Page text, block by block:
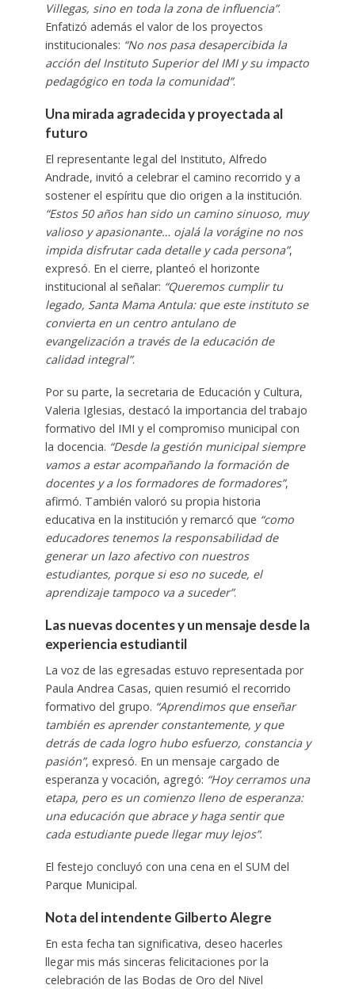
Villegas, sino en toda la zona de influencia”.
Enfatizó además el valor de los proyectos
institucionales: “No nos pasa desapercibida la
acción del Instituto Superior del IMI y su impacto
pedagógico en toda la comunidad”.
Una mirada agradecida y proyectada al
futuro
El representante legal del Instituto, Alfredo
Andrade, invitó a celebrar el camino recorrido y a
sostener el espíritu que dio origen a la institución.
“Estos 50 años han sido un camino sinuoso, muy
valioso y apasionante… ojalá la vorágine no nos
impida disfrutar cada detalle y cada persona”,
expresó. En el cierre, planteó el horizonte
institucional al señalar: “Queremos cumplir tu
legado, Santa Mama Antula: que este instituto se
convierta en un centro antulano de
evangelización a través de la educación de
calidad integral”.
Por su parte, la secretaria de Educación y Cultura,
Valeria Iglesias, destacó la importancia del trabajo
formativo del IMI y el compromiso municipal con
la docencia. “Desde la gestión municipal siempre
vamos a estar acompañando la formación de
docentes y a los formadores de formadores”,
afirmó. También valoró su propia historia
educativa en la institución y remarcó que “como
educadores tenemos la responsabilidad de
generar un lazo afectivo con nuestros
estudiantes, porque si eso no sucede, el
aprendizaje tampoco va a suceder”.
Las nuevas docentes y un mensaje desde la
experiencia estudiantil
La voz de las egresadas estuvo representada por
Paula Andrea Casas, quien resumió el recorrido
formativo del grupo. “Aprendimos que enseñar
también es aprender constantemente, y que
detrás de cada logro hubo esfuerzo, constancia y
pasión”, expresó. En un mensaje cargado de
esperanza y vocación, agregó: “Hoy cerramos una
etapa, pero es un comienzo lleno de esperanza:
una educación que abrace y haga sentir que
cada estudiante puede llegar muy lejos”.
El festejo concluyó con una cena en el SUM del
Parque Municipal.
Nota del intendente Gilberto Alegre
En esta fecha tan significativa, deseo hacerles
llegar mis más sinceras felicitaciones por la
celebración de las Bodas de Oro del Nivel